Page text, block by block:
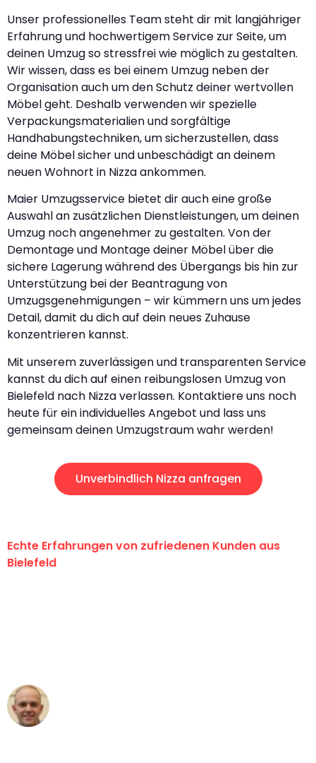
Unser professionelles Team steht dir mit langjähriger
Erfahrung und hochwertigem Service zur Seite, um
deinen Umzug so stressfrei wie möglich zu gestalten.
Wir wissen, dass es bei einem Umzug neben der
Organisation auch um den Schutz deiner wertvollen
Möbel geht. Deshalb verwenden wir spezielle
Verpackungsmaterialien und sorgfältige
Handhabungstechniken, um sicherzustellen, dass
deine Möbel sicher und unbeschädigt an deinem
neuen Wohnort in Nizza ankommen.
Maier Umzugsservice bietet dir auch eine große
Auswahl an zusätzlichen Dienstleistungen, um deinen
Umzug noch angenehmer zu gestalten. Von der
Demontage und Montage deiner Möbel über die
sichere Lagerung während des Übergangs bis hin zur
Unterstützung bei der Beantragung von
Umzugsgenehmigungen – wir kümmern uns um jedes
Detail, damit du dich auf dein neues Zuhause
konzentrieren kannst.
Mit unserem zuverlässigen und transparenten Service
kannst du dich auf einen reibungslosen Umzug von
Bielefeld nach Nizza verlassen. Kontaktiere uns noch
heute für ein individuelles Angebot und lass uns
gemeinsam deinen Umzugstraum wahr werden!
Unverbindlich Nizza anfragen
Echte Erfahrungen von zufriedenen Kunden aus
Bielefeld